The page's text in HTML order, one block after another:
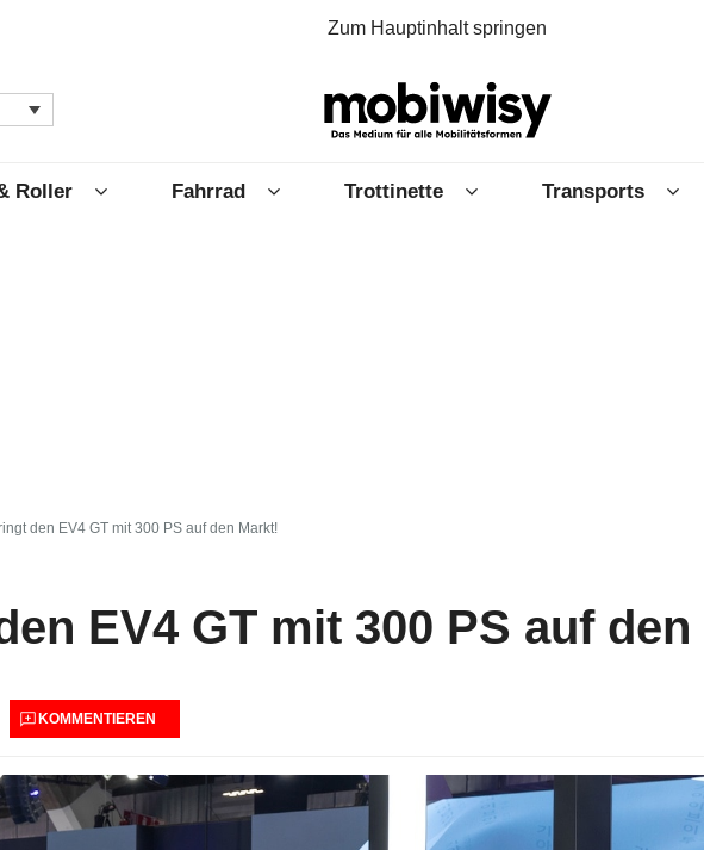
Zum Hauptinhalt springen
Roller Fahrrad Trottinette Transports
den EV4 GT mit 300 PS auf den Markt!
EV4 GT mit 300 PS auf
KOMMENTIEREN